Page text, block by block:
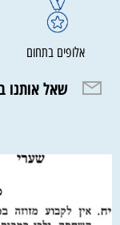
אלופים בתחום
שאל אותנו בE-MAIL